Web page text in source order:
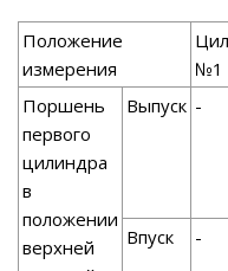
Положение
измерения
№1
Поршень
первого
цилиндра
в
положении
верхней
Выпуск -
Впуск -